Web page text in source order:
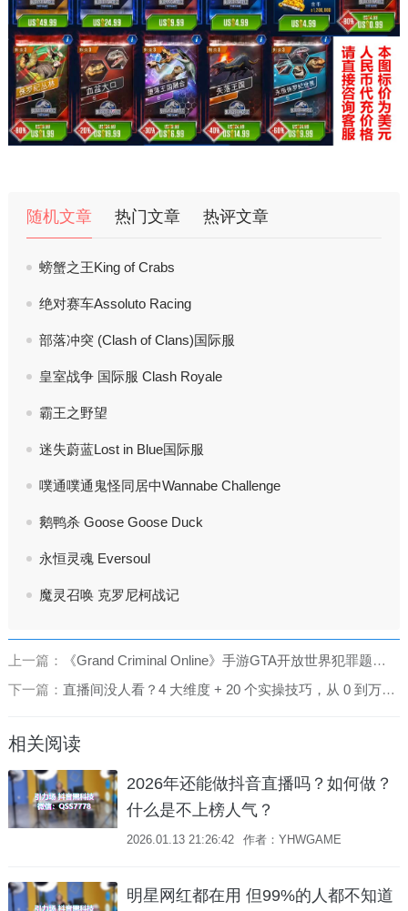
随机文章 热门文章 热评文章
螃蟹之王King of Crabs
绝对赛车Assoluto Racing
部落冲突 (Clash of Clans)国际服
皇室战争 国际服 Clash Royale
霸王之野望
迷失蔚蓝Lost in Blue国际服
噗通噗通鬼怪同居中Wannabe Challenge
鹅鸭杀 Goose Goose Duck
永恒灵魂 Eversoul
魔灵召唤 克罗尼柯战记
上一篇：
《Grand Criminal Online》手游GTA开放世界犯罪题材手游的全新体验
下一篇：直播间没人看？4 大维度 + 20 个实操技巧，从 0 到万粉快速起量
相关阅读
2026年还能做抖音直播吗？如何做？
什么是不上榜人气？
2026.01.13 21:26:42 作者：YHWGAME
明星网红都在用 但99%的人都不知道